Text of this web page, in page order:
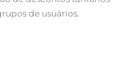
de usuários.